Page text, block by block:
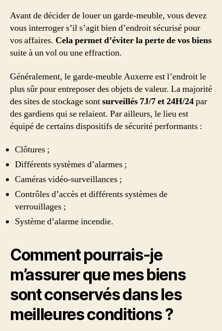
Avant de décider de louer un garde-meuble, vous devez
vous interroger s’il s’agit bien d’endroit sécurisé pour
vos affaires. Cela permet d’éviter la perte de vos biens
suite à un vol ou une effraction.
Généralement, le garde-meuble Auxerre est l’endroit le
plus sûr pour entreposer des objets de valeur. La majorité
des sites de stockage sontsurveillés 7J/7 et 24H/24par
des gardiens qui se relaient. Par ailleurs, le lieu est
équipé de certains dispositifs de sécurité performants :
Clôtures ;
Différents systèmes d’alarmes ;
Caméras vidéo-surveillances ;
Contrôles d’accès et différents systèmes de
verrouillages ;
Système d’alarme incendie.
Comment pourrais-je
m’assurer que mes biens
sont conservés dans les
meilleures conditions ?